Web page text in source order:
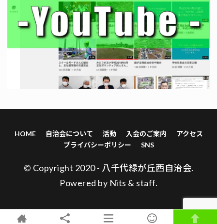
HOME 自治会について 活動 入会のご案内
アクセス
プライバシーポリシー
SNS
© Copyright 2020 - 八千代緑が丘西自治会.
Powered by Nits & staff.